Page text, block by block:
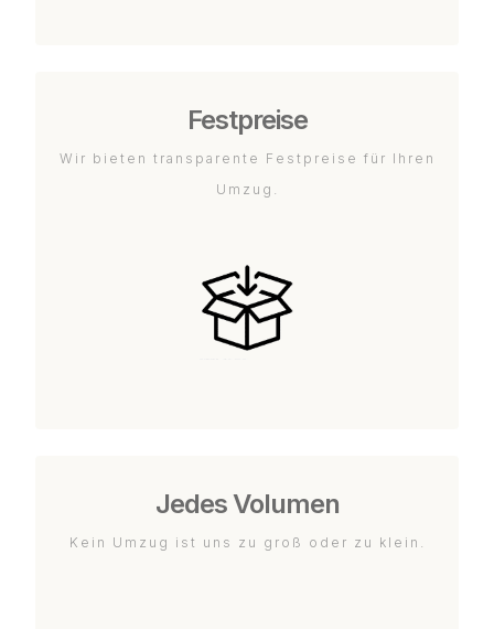
Festpreise
Wir bieten transparente Festpreise für Ihren
Umzug.
Jedes Volumen
Kein Umzug ist uns zu groß oder zu klein.